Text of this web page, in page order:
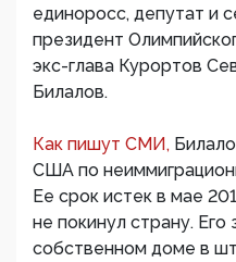
единоросс, депутат и
президент
экс-глава Курортов
Билалов.
Как пишут СМИ,
США по
Ее срок истек в мае
не покинул страну. Его
собственном доме в